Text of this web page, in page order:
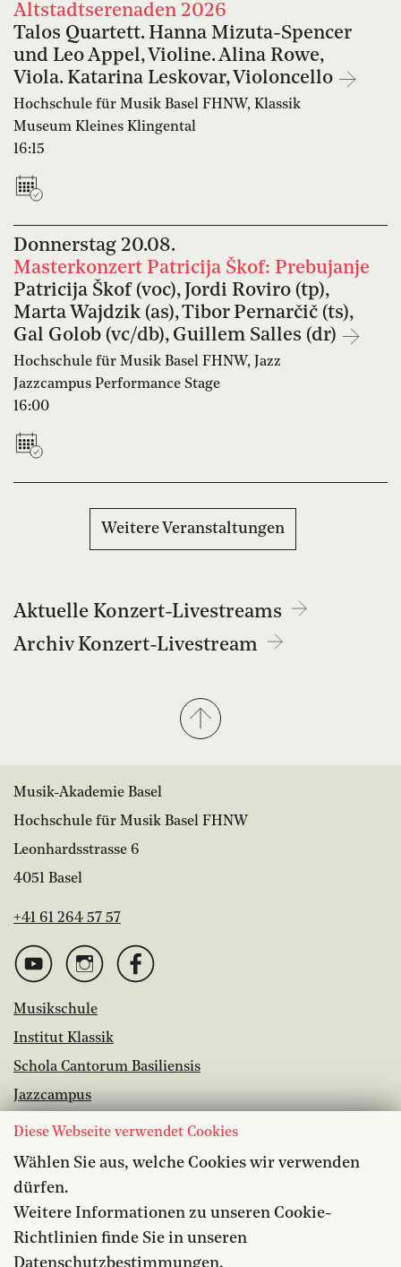
Altstadtserenaden 2026
Talos Quartett. Hanna Mizuta-Spencer
und Leo Appel, Violine. Alina Rowe,
Viola. Katarina Leskovar, Violoncello
Hochschule für Musik Basel FHNW, Klassik
Museum Kleines Klingental
16:15
20.08.
Donnerstag
Masterkonzert Patricija Škof: Prebujanje
Patricija Škof (voc), Jordi Roviro (tp),
Marta Wajdzik (as), Tibor Pernarčič (ts),
Gal Golob (vc/db), Guillem Salles (dr)
Hochschule für Musik Basel FHNW, Jazz
Jazzcampus Performance Stage
16:00
Weitere Veranstaltungen
Aktuelle Konzert-Livestreams
Archiv Konzert-Livestream
Musik-Akademie Basel
Hochschule für Musik Basel FHNW
Leonhardsstrasse 6
4051 Basel
+41 61 264 57 57
Musikschule
Institut Klassik
Schola Cantorum Basiliensis
Jazzcampus
Bibliothek
Offene Stellen
Barrierefreiheit
Datenschutz
Diese Webseite verwendet Cookies
Wählen Sie aus, welche Cookies wir verwenden
dürfen.
Weitere Informationen zu unseren Cookie-
Richtlinien finde Sie in unseren
Datenschutzbestimmungen.